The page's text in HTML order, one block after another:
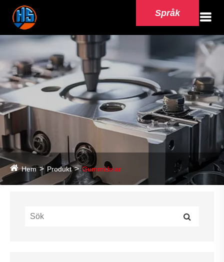
Språk
Hem Produkt Gummidelar